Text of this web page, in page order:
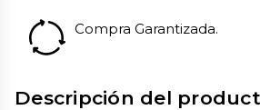
Compra Garantizada.
Descripción del